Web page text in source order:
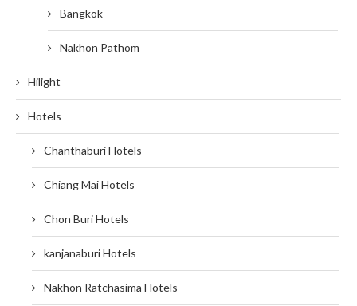
Bangkok
Nakhon Pathom
Hilight
Hotels
Chanthaburi Hotels
Chiang Mai Hotels
Chon Buri Hotels
kanjanaburi Hotels
Nakhon Ratchasima Hotels